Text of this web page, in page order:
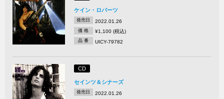
ケイン・ロバーツ
発売日 2022.01.26
価 格 ¥1,100 (税込)
品 番 UICY-79782
CD
セインツ＆シナーズ
発売日 2022.01.26